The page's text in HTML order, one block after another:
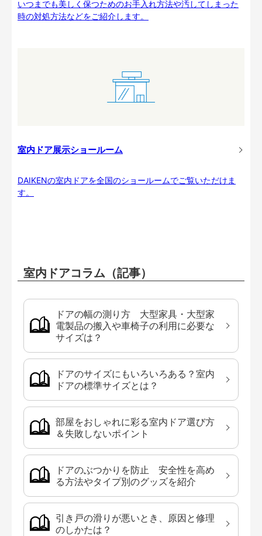
いつまでも美しく保つためのお手入れ方法や汚してしまった
時の対処方法などをご紹介します。
室内ドア展示ショールーム
DAIKENの室内ドアを全国のショールームでご覧いただけま
す。
室内ドアコラム（記事）
ドアの幅の測り方 大型家具・大型家
電製品の搬入や車椅子の利用に必要な
サイズは？
ドアのサイズにもいろいろある？室内
ドアの標準サイズとは？
部屋をおしゃれに彩る室内ドア選び方
＆失敗しないポイント
ドアのぶつかりを防止 安全性を高め
る方法やタイプ別のグッズを紹介
引き戸の滑りが悪いとき、原因と修理
のしかたは？